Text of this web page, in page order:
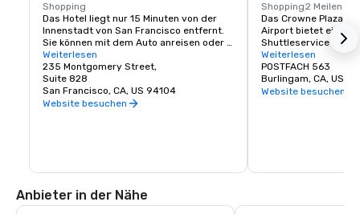
Shopping
Das Hotel liegt nur 15 Minuten von der
Innenstadt von San Francisco entfernt.
Sie können mit dem Auto anreisen oder
unseren Shuttle zum BART (Bay Area
Rapid Transit) nehmen, um das schönste
weltberühmte Reiseziel zu erreichen.
Weiterlesen
235 Montgomery Street,
Suite 828
San Francisco, CA, US 94104
Website besuchen
Shopping2 Meilen
Das Crowne Plaza
Airport bietet einen
Shuttleservice zum/
von Burlingame. Mit
und
Weiterlesen
POSTFACH 563
Burlingam, CA, US
Website besuchen
Anbieter in der Nähe